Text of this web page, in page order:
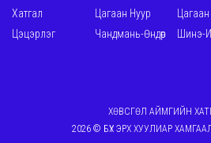
Хатгал
Цагаан Нуур
Цэцэрлэг
Чандмань-Өндөр Шинэ-
ХӨВСГӨЛ АЙМГИЙН
2026 © БҮХ ЭРХ ХУУЛИАР